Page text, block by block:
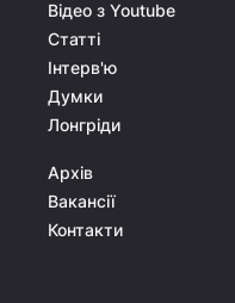
Відео з Youtube
Статті
Інтерв'ю
Думки
Лонгріди
Архів
Вакансії
Контакти